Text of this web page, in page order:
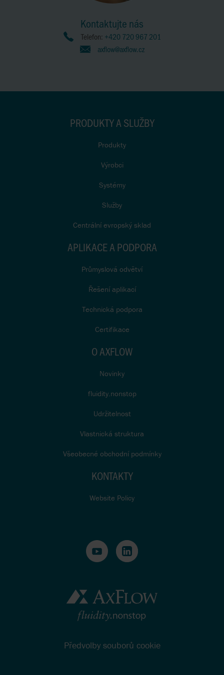
Kontaktujte nás
Telefon: +420 720 967 201
axflow@axflow.cz
PRODUKTY A SLUŽBY
Produkty
Výrobci
Systémy
Služby
Centrální evropský sklad
APLIKACE A PODPORA
Průmyslová odvětví
Řešení aplikací
Technická podpora
Certifikace
O AXFLOW
Novinky
fluidity.nonstop
Udržitelnost
Vlastnická struktura
Všeobecné obchodní podmínky
KONTAKTY
Website Policy
Předvolby souborů cookie